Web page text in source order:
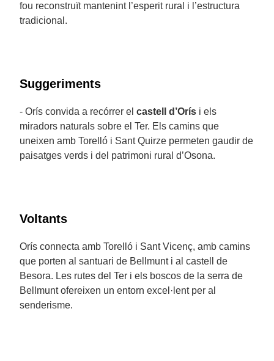
fou reconstruït mantenint l’esperit rural i l’estructura
tradicional.
Suggeriments
- Orís convida a recórrer el castell d’Orís i els
miradors naturals sobre el Ter. Els camins que
uneixen amb Torelló i Sant Quirze permeten gaudir de
paisatges verds i del patrimoni rural d’Osona.
Voltants
Orís connecta amb Torelló i Sant Vicenç, amb camins
que porten al santuari de Bellmunt i al castell de
Besora. Les rutes del Ter i els boscos de la serra de
Bellmunt ofereixen un entorn excel·lent per al
senderisme.